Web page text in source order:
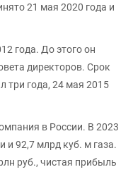
21 мая 2020 года и
года. До этого он
директоров. Срок
три года, 24 мая 2015
в России. В 2023
и 92,7 млрд куб. м газа.
руб., чистая прибыль